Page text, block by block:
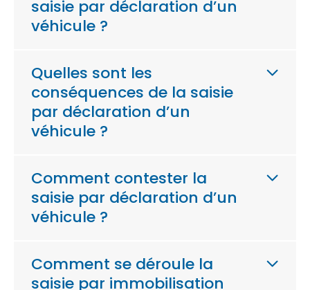
saisie par déclaration d’un
véhicule ?
Quelles sont les
conséquences de la saisie
par déclaration d’un
véhicule ?
Comment contester la
saisie par déclaration d’un
véhicule ?
Comment se déroule la
saisie par immobilisation